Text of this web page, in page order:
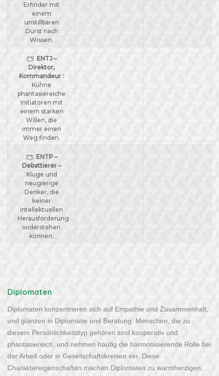
Erfinder mit
einem
unstillbaren
Durst nach
Wissen.
ENTJ –
Direktor,
Kommandeur :
Kühne
phantasiereiche
Initiatoren mit
einem starken
Willen, die
immer einen
Weg finden.
ENTP –
Debattierer –
Kluge und
neugierige
Denker, die
keiner
intellektuellen
Herausforderung
widerstehen
können.
Diplomaten
Diplomaten konzentrieren sich auf Empathie und Zusammenhalt,
und glänzen in Diplomatie und Beratung. Menschen, die zu
diesem Persönlichkeitstyp gehören sind kooperativ und
phantasiereich, und nehmen häufig die harmonisierende Rolle bei
der Arbeit oder in Gesellschaftskreisen ein. Diese
Charaktereigenschaften machen Diplomaten zu warmherzigen,